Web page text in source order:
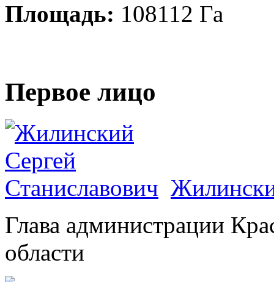
Площадь: 108112 Га
Первое лицо
Глава администрации
области